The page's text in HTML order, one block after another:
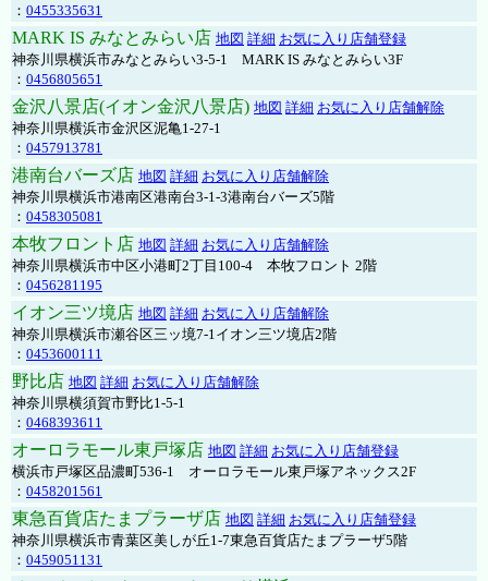
： 0455335631
MARK IS みなとみらい店 地図 詳細 お気に入り店舗登録
神奈川県横浜市みなとみらい3-5-1 MARK IS みなとみらい3F
： 0456805651
金沢八景店(イオン金沢八景店) 地図 詳細 お気に入り店舗解除
神奈川県横浜市金沢区泥亀1-27-1
： 0457913781
港南台バーズ店 地図 詳細 お気に入り店舗解除
神奈川県横浜市港南区港南台3-1-3港南台バーズ5階
： 0458305081
本牧フロント店 地図 詳細 お気に入り店舗解除
神奈川県横浜市中区小港町2丁目100-4 本牧フロント 2階
： 0456281195
イオン三ツ境店 地図 詳細 お気に入り店舗解除
神奈川県横浜市瀬谷区三ッ境7-1イオン三ツ境店2階
： 0453600111
野比店 地図 詳細 お気に入り店舗解除
神奈川県横須賀市野比1-5-1
： 0468393611
オーロラモール東戸塚店 地図 詳細 お気に入り店舗登録
横浜市戸塚区品濃町536-1 オーロラモール東戸塚アネックス2F
： 0458201561
東急百貨店たまプラーザ店 地図 詳細 お気に入り店舗登録
神奈川県横浜市青葉区美しが丘1-7東急百貨店たまプラーザ5階
： 0459051131